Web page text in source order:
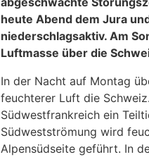
heute Abend dem Jura
niederschlagsaktiv. Am
Luftmasse über die
In der Nacht auf Montag
feuchterer Luft die
Südwestfrankreich ein
Südwestströmung wird
Alpensüdseite geführt. In